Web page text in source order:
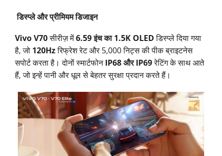
डिस्प्ले और प्रीमियम डिजाइन
Vivo V70सीरीज़ में6.59 इंच का 1.5K OLEDडिस्प्ले दिया गया
है, जो 120Hzरिफ्रेश रेट और 5,000 निट्स की पीक ब्राइटनेस
सपोर्ट करता है। दोनों स्मार्टफोनIP68 और IP69रेटिंग के साथ आते
हैं, जो इन्हें पानी और धूल से बेहतर सुरक्षा प्रदान करते हैं।